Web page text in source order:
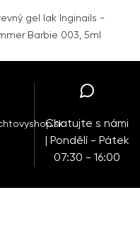
gel lak Inginails -
Barbie 003, 5ml
Chatujte s námi
| Pondělí - Pátek
07:30 - 16:00